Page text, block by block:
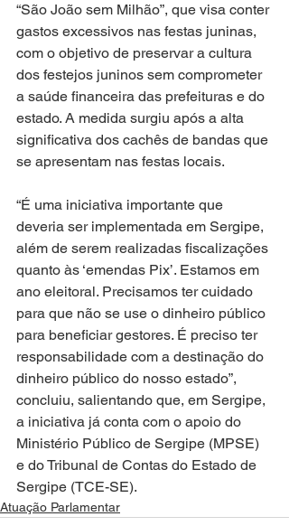
“São João sem Milhão”, que visa conter
gastos excessivos nas festas juninas,
com o objetivo de preservar a cultura
dos festejos juninos sem comprometer
a saúde financeira das prefeituras e do
estado. A medida surgiu após a alta
significativa dos cachês de bandas que
se apresentam nas festas locais.
“É uma iniciativa importante que
deveria ser implementada em Sergipe,
além de serem realizadas fiscalizações
quanto às ‘emendas Pix’. Estamos em
ano eleitoral. Precisamos ter cuidado
para que não se use o dinheiro público
para beneficiar gestores. É preciso ter
responsabilidade com a destinação do
dinheiro público do nosso estado”,
concluiu, salientando que, em Sergipe,
a iniciativa já conta com o apoio do
Ministério Público de Sergipe (MPSE)
e do Tribunal de Contas do Estado de
Sergipe (TCE-SE).
Atuação Parlamentar